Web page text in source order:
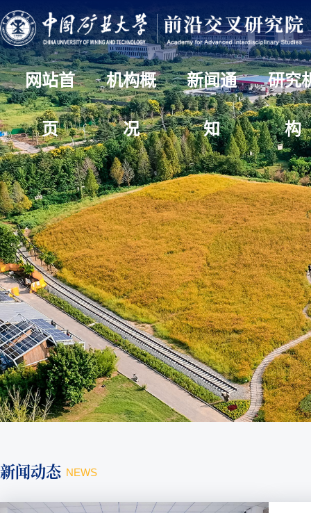
网站首
页
机构概
况
新闻通
知
研究
构
新闻动态 NEWS